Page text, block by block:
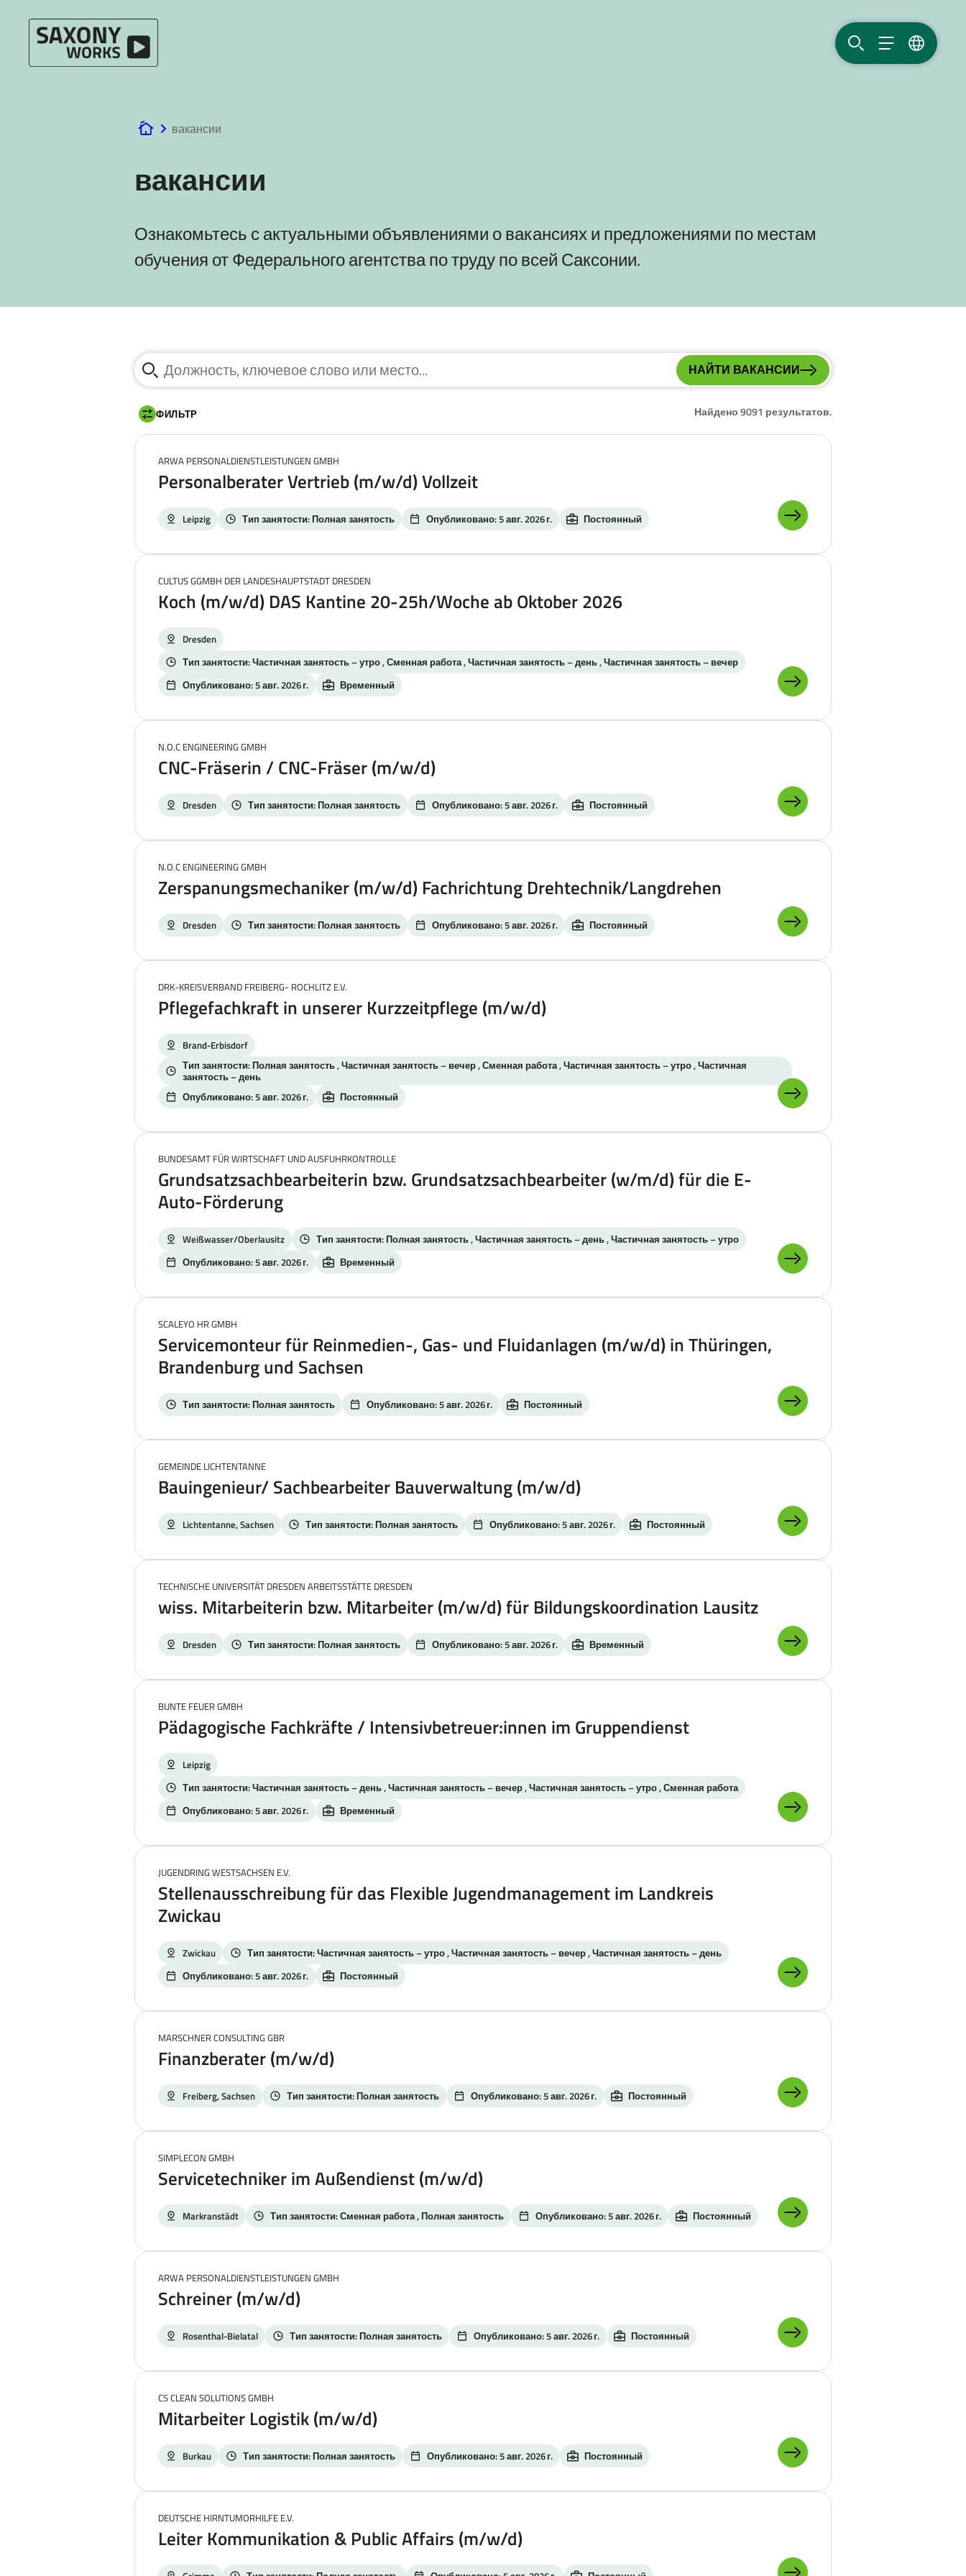
ПОИСКМЕНЮЯЗЫК
www.saxony-works.com
вакансии
вакансии
Ознакомьтесь с актуальными объявлениями о вакансиях и предложениями по местам
обучения от Федерального агентства по труду по всей Саксонии.
Suchbegriff eingeben НАЙТИ ВАКАНСИИ
ФИЛЬТР Найдено 9091 результатов.
ARWA PERSONALDIENSTLEISTUNGEN GMBH
Personalberater Vertrieb (m/w/d) Vollzeit
Leipzig Тип занятости: Полная занятость Опубликовано: 5 авг. 2026 г. Постоянный ПОДРОБНЕЕ О:
CULTUS GGMBH DER LANDESHAUPTSTADT DRESDEN
Koch (m/w/d) DAS Kantine 20-25h/Woche ab Oktober 2026
Dresden
Тип занятости: Частичная занятость – утро , Сменная работа , Частичная занятость – день , Частичная занятость – вечер
Опубликовано: 5 авг. 2026 г.
Временный ПОДРОБНЕЕ О:
N.O.C ENGINEERING GMBH
CNC-Fräserin / CNC-Fräser (m/w/d)
Dresden Тип занятости: Полная занятость Опубликовано: 5 авг. 2026 г. Постоянный ПОДРОБНЕЕ О:
N.O.C ENGINEERING GMBH
Zerspanungsmechaniker (m/w/d) Fachrichtung Drehtechnik/Langdrehen
Dresden Тип занятости: Полная занятость Опубликовано: 5 авг. 2026 г. Постоянный ПОДРОБНЕЕ О:
DRK-KREISVERBAND FREIBERG- ROCHLITZ E.V.
Pflegefachkraft in unserer Kurzzeitpflege (m/w/d)
Brand-Erbisdorf
Тип занятости: Полная занятость , Частичная занятость – вечер , Сменная работа , Частичная занятость – утро , Частичная
занятость – день
Опубликовано: 5 авг. 2026 г.
Постоянный ПОДРОБНЕЕ О:
BUNDESAMT FÜR WIRTSCHAFT UND AUSFUHRKONTROLLE
Grundsatzsachbearbeiterin bzw. Grundsatzsachbearbeiter (w/m/d) für die E-
Auto-Förderung
Weißwasser/Oberlausitz
Тип занятости: Полная занятость , Частичная занятость – день , Частичная занятость – утро
Опубликовано: 5 авг. 2026 г.
Временный ПОДРОБНЕЕ О:
SCALEYO HR GMBH
Servicemonteur für Reinmedien-, Gas- und Fluidanlagen (m/w/d) in Thüringen,
Brandenburg und Sachsen
Тип занятости: Полная занятость Опубликовано: 5 авг. 2026 г. Постоянный ПОДРОБНЕЕ О:
GEMEINDE LICHTENTANNE
Bauingenieur/ Sachbearbeiter Bauverwaltung (m/w/d)
Lichtentanne, Sachsen Тип занятости: Полная занятость Опубликовано: 5 авг. 2026 г. Постоянный ПОДРОБНЕЕ О:
TECHNISCHE UNIVERSITÄT DRESDEN ARBEITSSTÄTTE DRESDEN
wiss. Mitarbeiterin bzw. Mitarbeiter (m/w/d) für Bildungskoordination Lausitz
Dresden Тип занятости: Полная занятость Опубликовано: 5 авг. 2026 г. Временный ПОДРОБНЕЕ О:
BUNTE FEUER GMBH
Pädagogische Fachkräfte / Intensivbetreuer:innen im Gruppendienst
Leipzig
Тип занятости: Частичная занятость – день , Частичная занятость – вечер , Частичная занятость – утро , Сменная работа
Опубликовано: 5 авг. 2026 г.
Временный ПОДРОБНЕЕ О:
JUGENDRING WESTSACHSEN E.V.
Stellenausschreibung für das Flexible Jugendmanagement im Landkreis
Zwickau
Zwickau
Тип занятости: Частичная занятость – утро , Частичная занятость – вечер , Частичная занятость – день
Опубликовано: 5 авг. 2026 г.
Постоянный ПОДРОБНЕЕ О:
MARSCHNER CONSULTING GBR
Finanzberater (m/w/d)
Freiberg, Sachsen Тип занятости: Полная занятость Опубликовано: 5 авг. 2026 г. Постоянный ПОДРОБНЕЕ О:
SIMPLECON GMBH
Servicetechniker im Außendienst (m/w/d)
Markranstädt Тип занятости: Сменная работа , Полная занятость Опубликовано: 5 авг. 2026 г. Постоянный ПОДРОБНЕЕ О:
ARWA PERSONALDIENSTLEISTUNGEN GMBH
Schreiner (m/w/d)
Rosenthal-Bielatal Тип занятости: Полная занятость Опубликовано: 5 авг. 2026 г. Постоянный ПОДРОБНЕЕ О:
CS CLEAN SOLUTIONS GMBH
Mitarbeiter Logistik (m/w/d)
Burkau Тип занятости: Полная занятость Опубликовано: 5 авг. 2026 г. Постоянный ПОДРОБНЕЕ О:
DEUTSCHE HIRNTUMORHILFE E.V.
Leiter Kommunikation & Public Affairs (m/w/d)